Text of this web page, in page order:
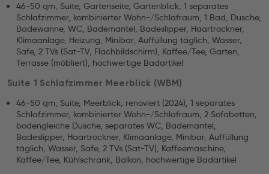
46-50 qm, Suite, Gartenseite, Gartenblick, 1 separates
Schlafzimmer, kombinierter Wohn-/Schlafraum, 1 Bad, Dusche,
Badewanne, WC, Bademantel, Badeslipper, Haartrockner,
Klimaanlage, Heizung, Minibar, Auffüllung täglich, Wasser,
Safe, 2 TVs (Sat-TV, Flachbildschirm), Kaffee/Tee, Garten,
Terrasse (möbliert), hochwertige Badartikel
Suite 1 Schlafzimmer Meerblick (WBM)
46-50 qm, Suite, Meerblick, renoviert (2024), 1 separates
Schlafzimmer, kombinierter Wohn-/Schlafraum, 2 Sofabetten,
bodengleiche Dusche, separates WC, Bademantel,
Badeslipper, Haartrockner, Klimaanlage, Minibar, Auffüllung
täglich, Wasser, Safe, 2 TVs (Sat-TV), Kaffeemaschine,
Kaffee/Tee, Kühlschrank, Balkon, hochwertige Badartikel